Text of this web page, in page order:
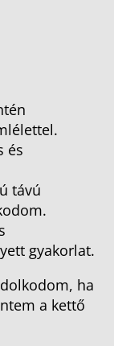
és
távú
gyakorlat.
ha
a kettő